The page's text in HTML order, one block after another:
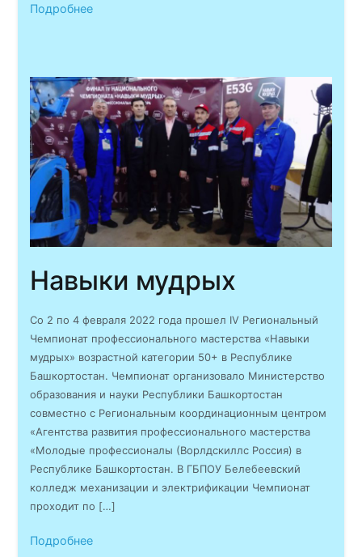
Подробнее
Навыки мудрых
Со 2 по 4 февраля 2022 года прошел IV Региональный
Чемпионат профессионального мастерства «Навыки
мудрых» возрастной категории 50+ в Республике
Башкортостан. Чемпионат организовало Министерство
образования и науки Республики Башкортостан
совместно с Региональным координационным центром
«Агентства развития профессионального мастерства
«Молодые профессионалы (Ворлдскиллс Россия) в
Республике Башкортостан. В ГБПОУ Белебеевский
колледж механизации и электрификации Чемпионат
проходит по […]
Подробнее